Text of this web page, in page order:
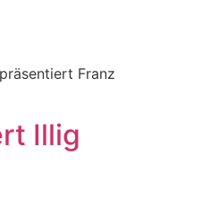
Franz
Illig